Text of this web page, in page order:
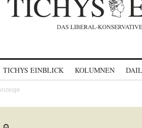
TICHYS EINBLICK KOLUMNEN